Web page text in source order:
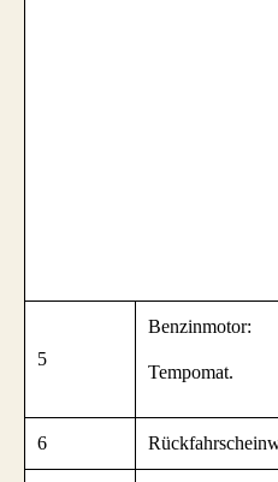
5
Benzinmotor:
Tempomat.
6